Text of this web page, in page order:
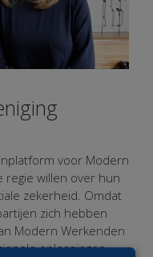
voor Modern
regie willen over hun
zekerheid. Omdat
zich hebben
Modern Werkenden
oplossingen